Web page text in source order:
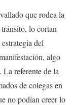
que rodea la
lo cortan
del
algo
referente de la
de colegas en
no podían creer lo